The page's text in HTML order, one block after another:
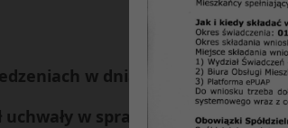
Zarządu
w dniach 4, 11, 18, 25
uchwały w sprawach: